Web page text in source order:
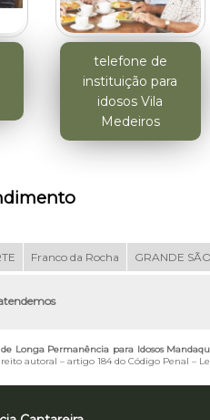
telefone de
instituição para
idosos Vila
Medeiros
Franco da Rocha GRANDE
Longa Permanência para Idosos
autoral – artigo 184 do Código Penal –